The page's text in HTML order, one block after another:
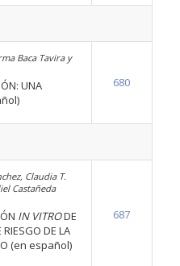
Baca Tavira y
UNA
680
Claudia T.
Castañeda
IN VITRODE
RIESGO DE LA
(en español)
687